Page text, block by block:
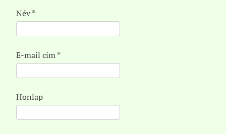
Név*
E-mail cím*
Honlap